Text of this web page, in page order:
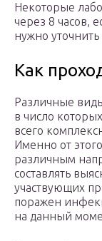
Некоторые
через 8 часов,
нужно
Как
Различные
в число
всего
Именно от
различным
составлять
участвующих
поражен
на данный